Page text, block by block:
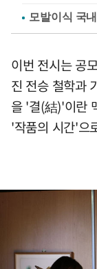
이번 전시는 공
진 전승 철학과
을 '결(結)'이란
'작품의 시간'으